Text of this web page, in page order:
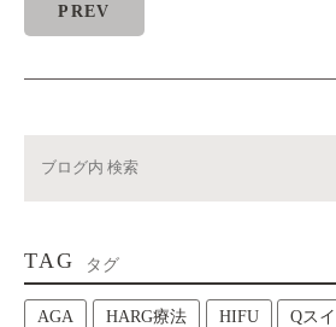
PREV
TAG タグ
AGA HARG療法 HIFU Qス